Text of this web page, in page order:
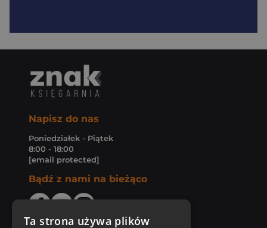
Napisz do nas
Poniedziałek - Piątek
8:00 - 18:00
[email protected]
Bądź z nami na bieżąco
Ta strona używa plików